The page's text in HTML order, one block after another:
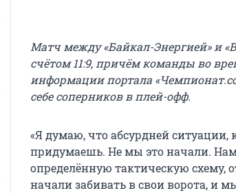
Матч между «Байкал-Энергией» и
счётом 11:9, причём команды во
информации портала
себе соперников в плей-офф.
«Я думаю, что абсурдней ситуации,
придумаешь. Не мы это начали.
определённую тактическую схему,
начали забивать в свои ворота, и